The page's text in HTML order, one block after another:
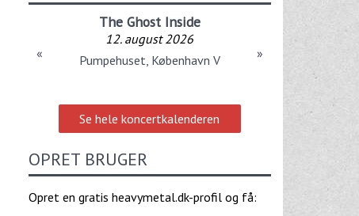
The Ghost Inside
12. august 2026
Pumpehuset, København V
« »
Se hele koncertkalenderen
OPRET BRUGER
Opret en gratis heavymetal.dk-profil og få: